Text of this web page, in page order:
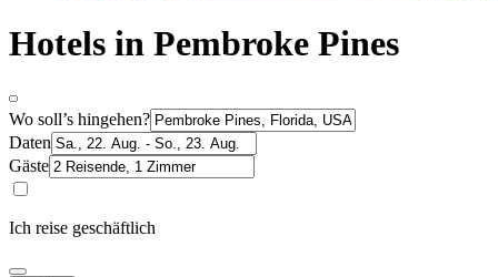
Hotels in Pembroke Pines
Wo soll’s hingehen?
Daten
Gäste
Ich reise geschäftlich